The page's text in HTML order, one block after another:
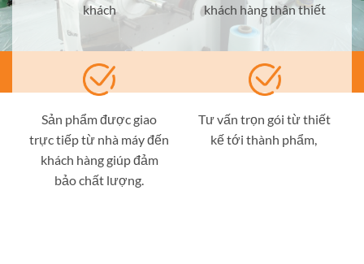
khách
khách hàng thân thiết
Sản phẩm được giao
trực tiếp từ nhà máy đến
khách hàng giúp đảm
bảo chất lượng.
Tư vấn trọn gói từ thiết
kế tới thành phẩm,